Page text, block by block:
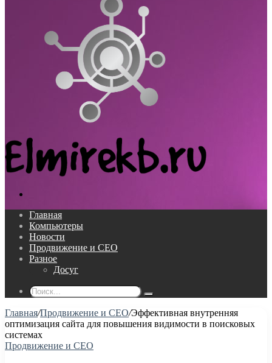
Главная
Компьютеры
Новости
Продвижение и СЕО
Разное
Досуг
Поиск...
Главная/Продвижение и СЕО/Эффективная внутренняя
оптимизация сайта для повышения видимости в поисковых
системах
Продвижение и СЕО